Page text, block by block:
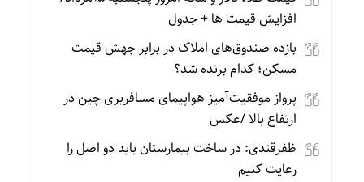
افزایش قیمت ها + جدول
بازده صندوق‌های املاک در برابر جهش قیمت
مسکن؛ کدام برنده شد؟
پرواز موفقیت‌آمیز هواپیمای مسافربری چین در
ارتفاع بالا /عکس
ظفرقندی: در ساخت بیمارستان باید دو اصل را
رعایت کنیم